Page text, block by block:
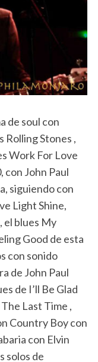
de soul con
Rolling Stones ,
Work For Love
con John Paul
siguiendo con
Light Shine,
el blues My
Good de esta
con sonido
de John Paul
de I’ll Be Glad
Last Time ,
Country Boy con
con Elvin
solos de